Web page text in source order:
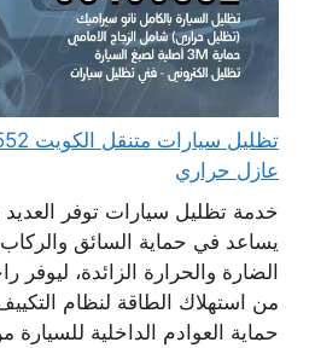
عازل حراري
خدمة تظليل سيارات توفر العديد
يساعد في حماية السائق
الضارة والحرارة الزائدة، ليوفر
من استهلاك الطاقة لنظام
حماية العوادم الداخلية للسيارة